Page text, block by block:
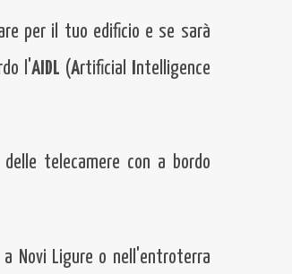
per il tuo edificio e se sarà
l' AIDL (Artificial
ntelligence
telecamere con a bordo
Novi Ligure o nell'entroterra